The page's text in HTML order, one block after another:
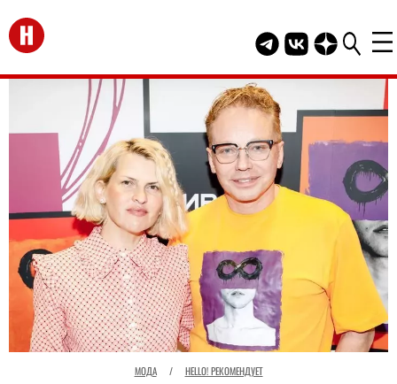
Перейти на главную
Telegram канал
Группа HELLO
Канал
МОДА / HELLO! РЕКОМЕНДУЕТ